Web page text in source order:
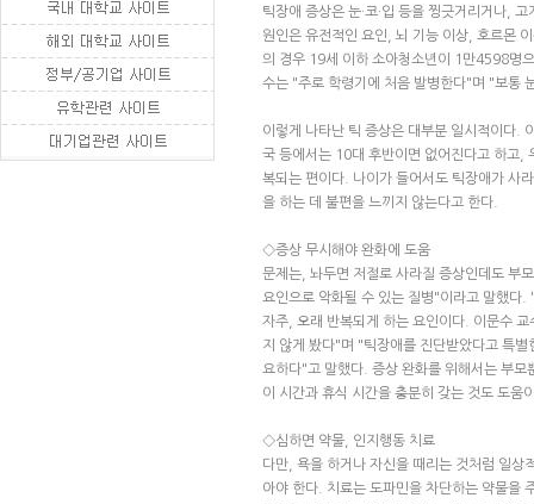
틱장애 증상은 눈·코·입 등을 찡긋거리거나,
원인은 유전적인 요인, 뇌 기능 이상, 호르몬
의 경우 19세 이하 소아청소년이 1만4598명
수는 "주로 학령기에 처음 발병한다"며 "보통
이렇게 나타난 틱 증상은 대부분 일시적이다.
국 등에서는 10대 후반이면 없어진다고 하고,
복되는 편이다. 나이가 들어서도 틱장애가 사
을 하는 데 불편을 느끼지 않는다고 한다.
◇증상 무시해야 완화에 도움
문제는, 놔두면 저절로 사라질 증상인데도 부
요인으로 악화될 수 있는 질병"이라고 말했다
자주, 오래 반복되게 하는 요인이다. 이문수
지 않게 봤다"며 "틱장애를 진단받았다고 특
요하다"고 말했다. 증상 완화를 위해서는 부모
이 시간과 휴식 시간을 충분히 갖는 것도 도움
◇심하면 약물, 인지행동 치료
다만, 욕을 하거나 자신을 때리는 것처럼 일상
아야 한다. 치료는 도파민을 차단하는 약물을